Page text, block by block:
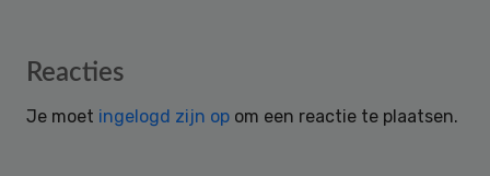
Reader
Reacties
Je moet ingelogd zijn op om een reactie te plaatsen.